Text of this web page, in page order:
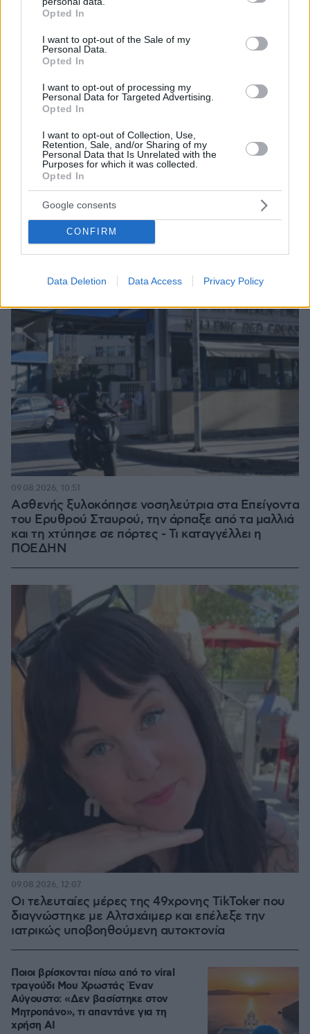
grant or deny consent to Google and its third-party tags to
use your data for below specified purposes in below Google
consent section.
Opted In
I want to opt-out of the Sale of my
Personal Data.
Opted In
I want to opt-out of processing my
Personal Data for Targeted Advertising.
Opted In
I want to opt-out of Collection, Use,
Retention, Sale, and/or Sharing of my
Personal Data that Is Unrelated with the
Purposes for which it was collected.
Opted In
Google consents
CONFIRM
Data Deletion Data Access Privacy Policy
100.00%
Η Πολιτική Αεροπορία διαπίστωσε κενό στον νόμο
ελικόπτερό του στο Σαρακήνικο με εκατοντάδες
λουόμενους - Παρέμβαση Εισαγγελέα
09.08.2026, 14:15
Ασθενής ξυλοκόπησε νοσηλεύτρια στα Επείγοντα
του Ερυθρού Σταυρού, την άρπαξε από τα μαλλιά
και τη χτύπησε σε πόρτες - Τι καταγγέλλει η
ΠΟΕΔΗΝ
09.08.2026, 10:51
Οι τελευταίες μέρες της 49χρονης TikToker που
διαγνώστηκε με Αλτσχάιμερ και επέλεξε την
ιατρικώς υποβοηθούμενη αυτοκτονία
09.08.2026, 12:07
Ποιοι βρίσκονται πίσω από το viral
τραγούδι Μου Χρωστάς Έναν
Αύγουστο: «Δεν βασίστηκε στον
Μητροπάνο», τι απαντάνε για τη
χρήση AI